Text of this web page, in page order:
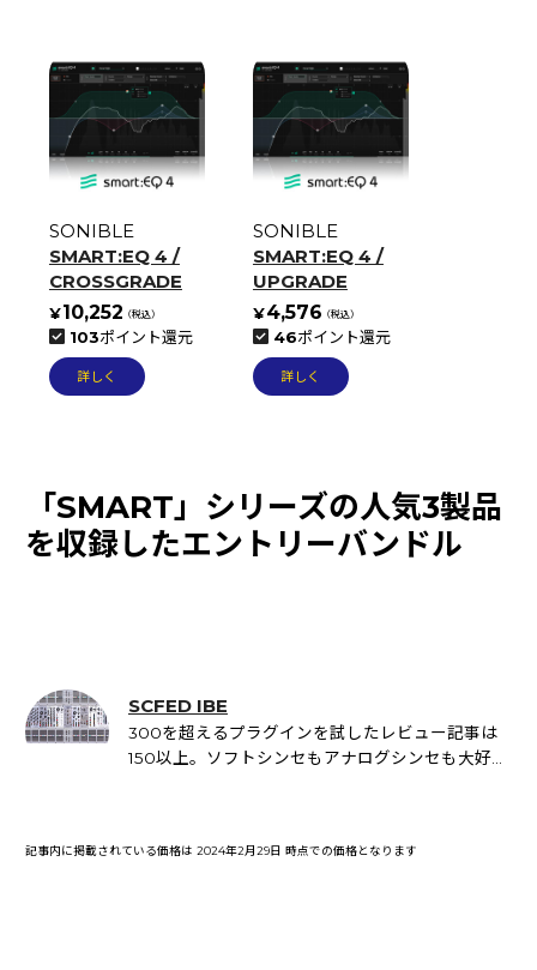
SONIBLE
SMART:EQ 4 /
CROSSGRADE
10,252
103ポイント還元
詳しく
SONIBLE
SMART:EQ 4 /
UPGRADE
4,576
46ポイント還元
詳しく
「SMART」シリーズの人気3製品
を収録したエントリーバンドル
SCFED IBE
300を超えるプラグインを試したレビュー記事は
150以上。ソフトシンセもアナログシンセも大好き
記事内に掲載されている価格は 2024年2月29日 時点での価格となります